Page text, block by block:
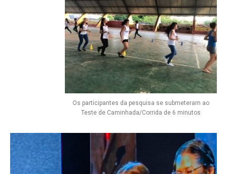
Os participantes da pesquisa se submeteram ao
Teste de Caminhada/Corrida de 6 minutos